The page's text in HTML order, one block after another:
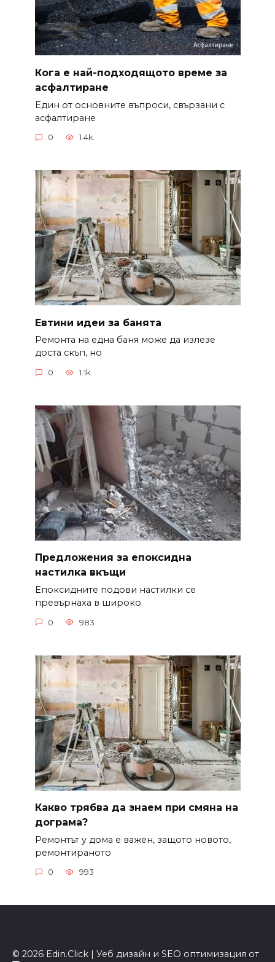
Кога е най-подходящото време за
асфалтиране
Един от основните въпроси, свързани с
асфалтиране
0 1.4k.
Евтини идеи за банята
Ремонта на една баня може да излезе
доста скъп, но
0 1.1k.
Предложения за епоксидна
настилка вкъщи
Епоксидните подови настилки се
превърнаха в широко
0 983
Какво трябва да знаем при смяна на
дограма?
Ремонтът у дома е важен, защото новото,
ремонтираното
0 993
© 2026 Edin.Click | Уеб дизайн и SEO оптимизация от